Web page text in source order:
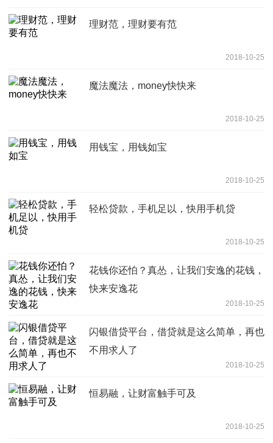
理财范，理财要有范
2018-10-25
魔法魔法，money快快来
2018-10-25
用钱宝，用钱如宝
2018-10-25
轻松贷款，手机足以，快用手机贷
2018-10-25
花钱你还怕？真怂，让我们安逸的花钱，
快来安逸花
2018-10-25
闪银借贷平台，借贷就是这么简单，再也
不用求人了
2018-10-25
恒易融，让财富触手可及
2018-10-25